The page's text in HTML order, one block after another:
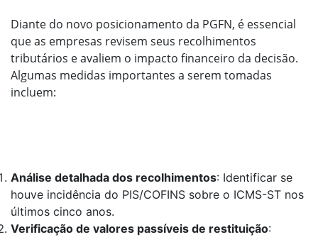
Diante do novo posicionamento da PGFN, é essencial
que as empresas revisem seus recolhimentos
tributários e avaliem o impacto financeiro da decisão.
Algumas medidas importantes a serem tomadas
incluem:
Análise detalhada dos recolhimentos: Identificar se
houve incidência do PIS/COFINS sobre o ICMS-ST nos
últimos cinco anos.
Verificação de valores passíveis de restituição: